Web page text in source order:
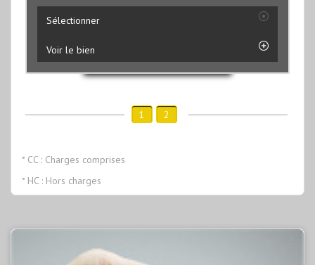
Sélectionner
Voir le bien
1 2
* CC : Charges comprises
* HC : Hors charges